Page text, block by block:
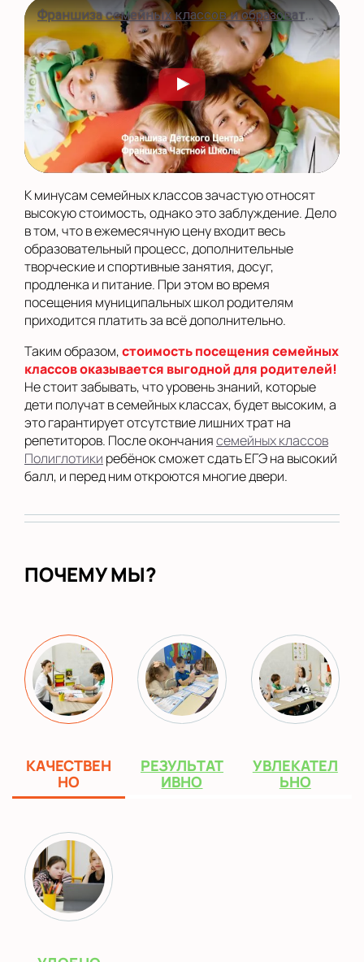
Франшиза семейных классов и образовательных центров Полиглотики
К минусам семейных классов зачастую относят
высокую стоимость, однако это заблуждение. Дело
в том, что в ежемесячную цену входит весь
образовательный процесс, дополнительные
творческие и спортивные занятия, досуг,
продленка и питание. При этом во время
посещения муниципальных школ родителям
приходится платить за всё дополнительно.
Таким образом,стоимость посещения семейных
классов оказывается выгодной для родителей!
Не стоит забывать, что уровень знаний, которые
дети получат в семейных классах, будет высоким, а
это гарантирует отсутствие лишних трат на
репетиторов. После окончаниясемейных классов
Полиглотики ребёнок сможет сдать ЕГЭ на высокий
балл, и перед ним откроются многие двери.
ПОЧЕМУ МЫ?
КАЧЕСТВЕН
НО
РЕЗУЛЬТАТ
ИВНО
УВЛЕКАТЕЛ
ЬНО